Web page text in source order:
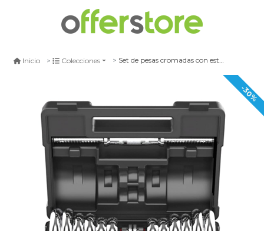
Inicio Colecciones Set de pesas cromadas con estuche 20k
-30%